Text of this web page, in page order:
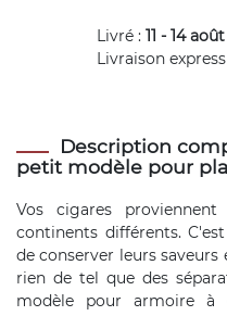
Livré : 11 - 14 août
Livraison express
Description
petit modèle pour
Vos cigares
continents différents.
de conserver leurs
rien de tel que des
modèle pour armoire à